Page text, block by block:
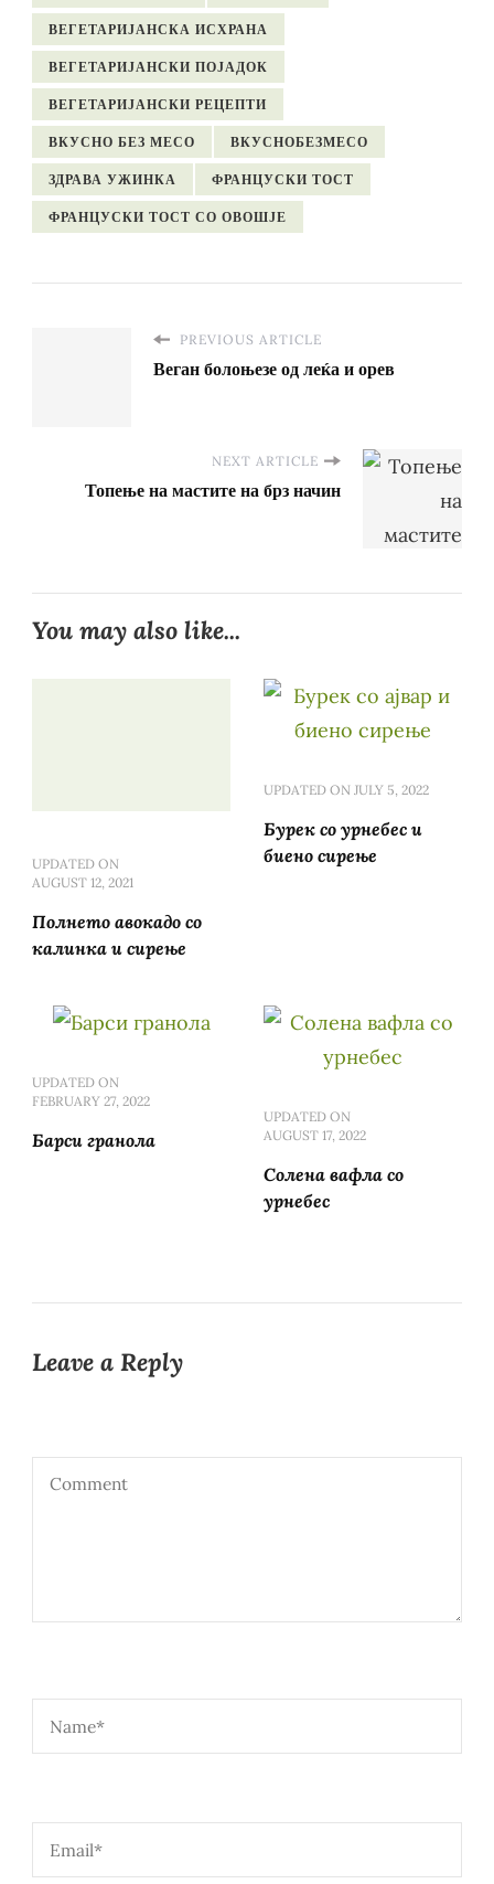
ВЕГЕТАРИЈАНСКА ИСХРАНА
ВЕГЕТАРИЈАНСКИ ПОЈАДОК
ВЕГЕТАРИЈАНСКИ РЕЦЕПТИ
ВКУСНО БЕЗ МЕСО ВКУСНОБЕЗМЕСО
ЗДРАВА УЖИНКА ФРАНЦУСКИ ТОСТ
ФРАНЦУСКИ ТОСТ СО ОВОШЈЕ
PREVIOUS ARTICLE
Веган болоњезе од леќа и орев
NEXT ARTICLE
Топење на мастите на брз начин
You may also like...
UPDATED ON
AUGUST 12, 2021
Полнето авокадо со
калинка и сирење
UPDATED ON JULY 5, 2022
Бурек со урнебес и
биено сирење
UPDATED ON
FEBRUARY 27, 2022
Барси гранола
UPDATED ON
AUGUST 17, 2022
Солена вафла со
урнебес
Leave a Reply